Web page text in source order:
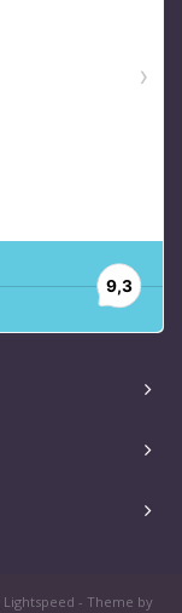
Lightspeed - Theme by